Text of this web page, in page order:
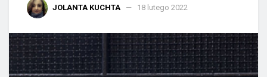
JOLANTA KUCHTA 18 lutego 2022